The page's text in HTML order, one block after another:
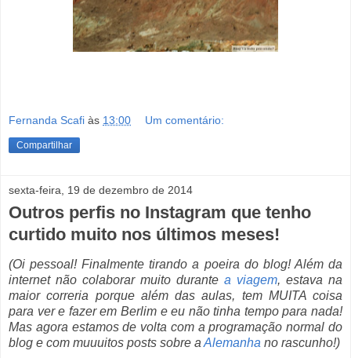
Fernanda Scafi às 13:00 Um comentário:
Compartilhar
sexta-feira, 19 de dezembro de 2014
Outros perfis no Instagram que tenho
curtido muito nos últimos meses!
(Oi pessoal! Finalmente tirando a poeira do blog! Além da
internet não colaborar muito durante a viagem, estava na
maior correria porque além das aulas, tem MUITA coisa
para ver e fazer em Berlim e eu não tinha tempo para nada!
Mas agora estamos de volta com a programação normal do
blog e com muuuitos posts sobre a Alemanha no rascunho!)